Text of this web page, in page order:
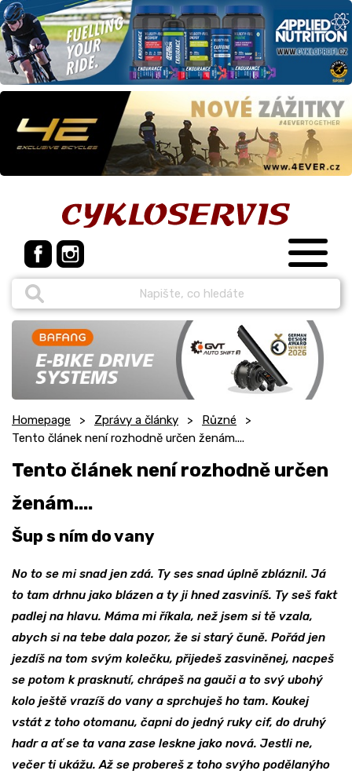
Homepage Zprávy a články
Různé
Tento článek není rozhodně určen ženám....
Tento článek není rozhodně určen
ženám....
Šup s ním do vany
No to se mi snad jen zdá. Ty ses snad úplně zbláznil. Já
to tam drhnu jako blázen a ty ji hned zasviníš. Ty seš fakt
padlej na hlavu. Máma mi říkala, než jsem si tě vzala,
abych si na tebe dala pozor, že si starý čuně. Pořád jen
jezdíš na tom svým kolečku, přijedeš zasviněnej, nacpeš
se potom k prasknutí, chrápeš na gauči a to svý ubohý
kolo ještě vrazíš do vany a sprchuješ ho tam. Koukej
vstát z toho otomanu, čapni do jedný ruky cif, do druhý
hadr a ať se ta vana zase leskne jako nová. Jestli ne,
večer ti ukážu. Až se probereš z toho svýho podělanýho